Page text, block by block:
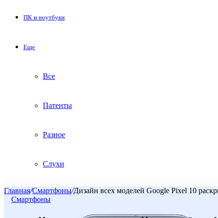
ПК и ноутбуки
Еще
Все
Патенты
Разное
Слухи
Главная/Смартфоны/Дизайн всех моделей Google Pixel 10
Смартфоны